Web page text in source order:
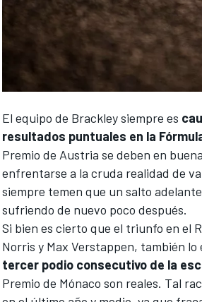
El equipo de Brackley siempre es
resultados puntuales en la
Premio de Austria se deben en
enfrentarse a la cruda realidad de
siempre temen que un salto
sufriendo de nuevo poco después.
Si bien es cierto que el triunfo en el
Norris y Max Verstappen, también lo
tercer podio consecutivo de la
Premio de Mónaco son reales. Tal